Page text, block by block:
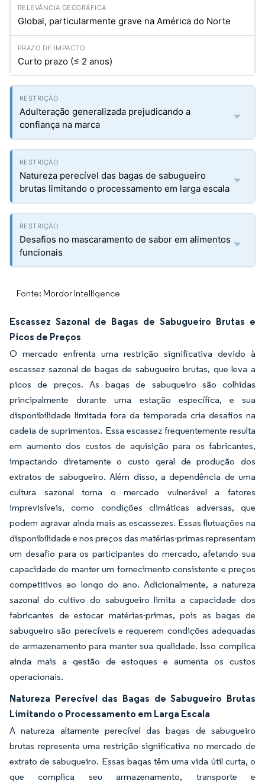
Global, particularmente grave na América do Norte
Curto prazo (≤ 2 anos)
Adulteração generalizada prejudicando a
confiança na marca
Natureza perecível das bagas de sabugueiro
brutas limitando o processamento em larga escala
Desafios no mascaramento de sabor em alimentos
funcionais
Fonte: Mordor Intelligence
Escassez Sazonal de Bagas de Sabugueiro Brutas e
Picos de Preços
O mercado enfrenta uma restrição significativa devido à
escassez sazonal de bagas de sabugueiro brutas, que leva a
picos de preços. As bagas de sabugueiro são colhidas
principalmente durante uma estação específica, e sua
disponibilidade limitada fora da temporada cria desafios na
cadeia de suprimentos. Essa escassez frequentemente resulta
em aumento dos custos de aquisição para os fabricantes,
impactando diretamente o custo geral de produção dos
extratos de sabugueiro. Além disso, a dependência de uma
cultura sazonal torna o mercado vulnerável a fatores
imprevisíveis, como condições climáticas adversas, que
podem agravar ainda mais as escassezes. Essas flutuações na
disponibilidade e nos preços das matérias-primas representam
um desafio para os participantes do mercado, afetando sua
capacidade de manter um fornecimento consistente e preços
competitivos ao longo do ano. Adicionalmente, a natureza
sazonal do cultivo do sabugueiro limita a capacidade dos
fabricantes de estocar matérias-primas, pois as bagas de
sabugueiro são perecíveis e requerem condições adequadas
de armazenamento para manter sua qualidade. Isso complica
ainda mais a gestão de estoques e aumenta os custos
operacionais.
Natureza Perecível das Bagas de Sabugueiro Brutas
Limitando o Processamento em Larga Escala
A natureza altamente perecível das bagas de sabugueiro
brutas representa uma restrição significativa no mercado de
extrato de sabugueiro. Essas bagas têm uma vida útil curta, o
que complica seu armazenamento, transporte e